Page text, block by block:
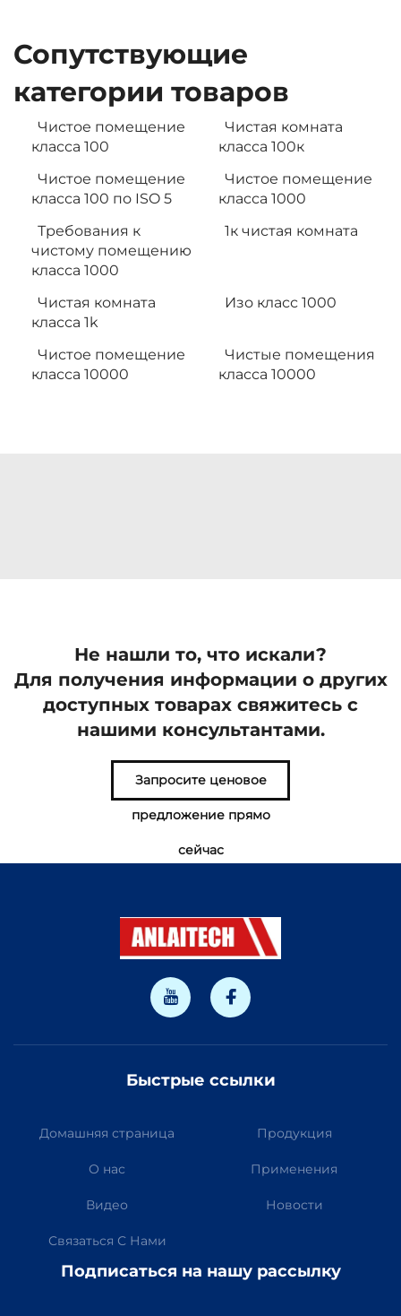
Сопутствующие
категории товаров
Чистое помещение
класса 100
Чистая комната
класса 100к
Чистое помещение
класса 100 по ISO 5
Чистое помещение
класса 1000
Требования к
чистому помещению
класса 1000
1к чистая комната
Чистая комната
класса 1k
Изо класс 1000
Чистое помещение
класса 10000
Чистые помещения
класса 10000
Не нашли то, что искали?
Для получения информации о других
доступных товарах свяжитесь с
нашими консультантами.
Запросите ценовое
предложение прямо
сейчас
Быстрые ссылки
Домашняя страница Продукция
О нас Применения
Видео Новости
Связаться С Нами
Подписаться на нашу рассылку